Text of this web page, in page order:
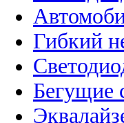
Гибкий
Бегущие